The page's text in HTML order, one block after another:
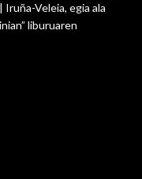
Iruña-Veleia, egia ala
liburuaren